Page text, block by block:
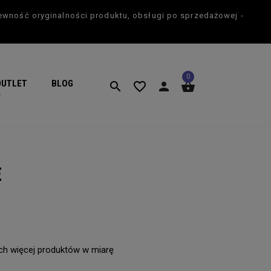
oryginalności produktu, obsługi po sprzedażowej -
BLOG search
×
favorite_border person shopping_basket
0
więcej produktów w miarę